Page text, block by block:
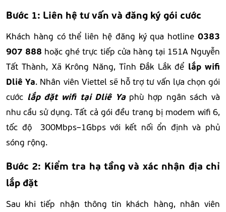
Bước 1: Liên hệ tư vấn và đăng ký gói cước
Khách hàng có thể liên hệ đăng ký qua hotline 0383
907 888 hoặc ghé trực tiếp cửa hàng tại 151A Nguyễn
Tất Thành, Xã Krông Năng, Tỉnh Đắk Lắk để lắp wifi
Dliê Ya. Nhân viên Viettel sẽ hỗ trợ tư vấn lựa chọn gói
cước lắp đặt wifi tại Dliê Yaphù hợp ngân sách và
nhu cầu sử dụng. Tất cả gói đều trang bị modem wifi 6,
tốc độ 300Mbps–1Gbps với kết nối ổn định và phủ
sóng rộng.
Bước 2: Kiểm tra hạ tầng và xác nhận địa chỉ
lắp đặt
Sau khi tiếp nhận thông tin khách hàng, nhân viên